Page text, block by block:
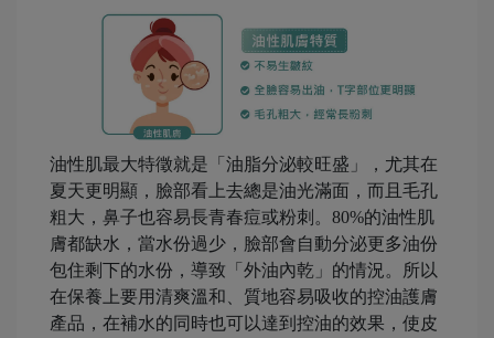
油性肌最大特徵就是「油脂分泌較旺盛」，尤其在
夏天更明顯，臉部看上去總是油光滿面，而且毛孔
粗大，鼻子也容易長青春痘或粉刺。80%的油性肌
膚都缺水，當水份過少，臉部會自動分泌更多油份
包住剩下的水份，導致「外油內乾」的情況。所以
在保養上要用清爽溫和、質地容易吸收的控油護膚
產品，在補水的同時也可以達到控油的效果，使皮